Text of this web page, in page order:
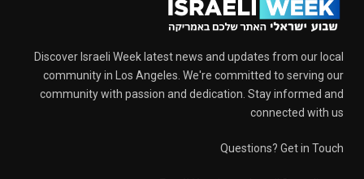
Discover Israeli Week latest news and updates from our local
community in Los Angeles. We're committed to serving our
community with passion and dedication. Stay informed and
connected with us
Questions? Get in Touch